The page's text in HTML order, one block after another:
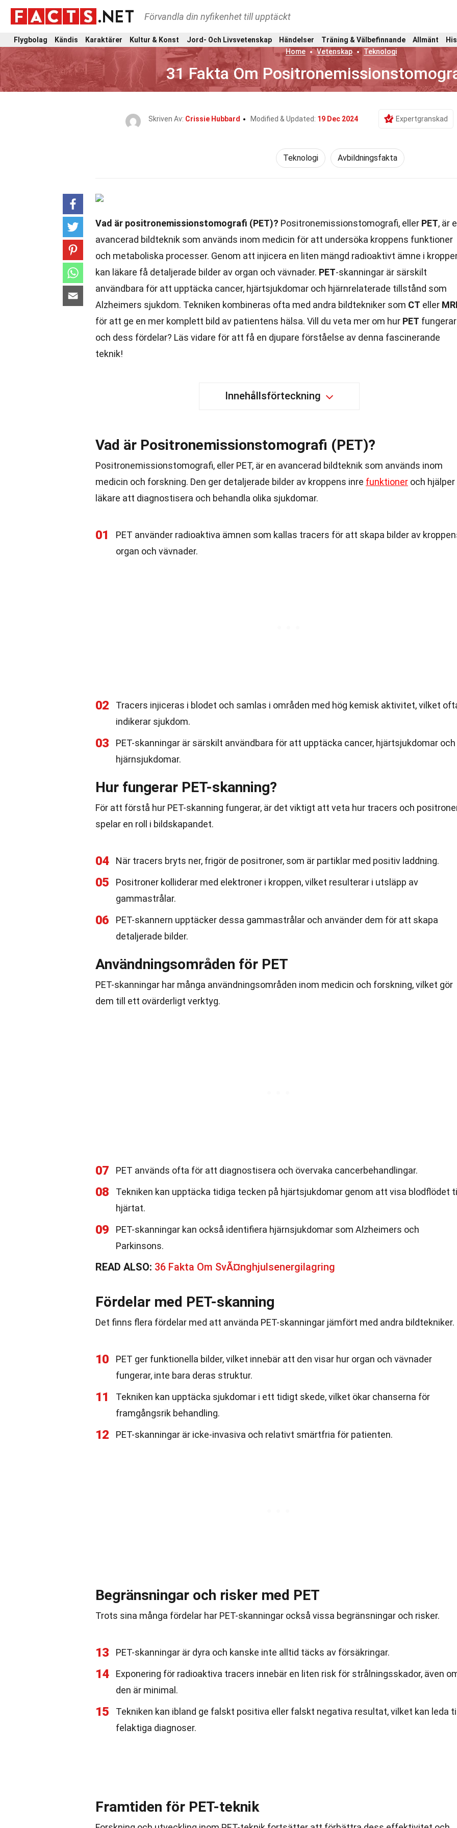
Förvandla din nyfikenhet till upptäckt
Flygbolag Kändis Karaktärer Kultur & Konst Jord- Och Livsvetenskap Händelser Träning & Välbefinnande Allmänt
Home
Vetenskap Teknologi
31 Fakta Om
Skriven Av: Crissie Hubbard Modified & Updated: 19 Dec 2024 Expertgranskad
Teknologi Avbildningsfakta
Vad är positronemissionstomografi (PET)? Positronemissionstomografi, eller PET, är
avancerad bildteknik som används inom medicin för att undersöka kroppens funktioner
och metaboliska processer. Genom att injicera en liten mängd radioaktivt ämne i
kan läkare få detaljerade bilder av organ och vävnader. PET-skanningar är särskilt
användbara för att upptäcka cancer, hjärtsjukdomar och hjärnrelaterade tillstånd som
Alzheimers sjukdom. Tekniken kombineras ofta med andra bildtekniker som CT eller
för att ge en mer komplett bild av patientens hälsa. Vill du veta mer om hur PET fungerar
och dess fördelar? Läs vidare för att få en djupare förståelse av denna fascinerande
teknik!
Innehållsförteckning
Vad är Positronemissionstomografi (PET)?
Positronemissionstomografi, eller PET, är en avancerad bildteknik som används inom
medicin och forskning. Den ger detaljerade bilder av kroppens inre funktioner och hjälper
läkare att diagnostisera och behandla olika sjukdomar.
01
PET använder radioaktiva ämnen som kallas tracers för att skapa bilder av
organ och vävnader.
02
Tracers injiceras i blodet och samlas i områden med hög kemisk aktivitet, vilket
indikerar sjukdom.
03
PET-skanningar är särskilt användbara för att upptäcka cancer, hjärtsjukdomar och
hjärnsjukdomar.
Hur fungerar PET-skanning?
För att förstå hur PET-skanning fungerar, är det viktigt att veta hur tracers och
spelar en roll i bildskapandet.
04 När tracers bryts ner, frigör de positroner, som är partiklar med positiv laddning.
05
Positroner kolliderar med elektroner i kroppen, vilket resulterar i utsläpp av
gammastrålar.
06
PET-skannern upptäcker dessa gammastrålar och använder dem för att skapa
detaljerade bilder.
Användningsområden för PET
PET-skanningar har många användningsområden inom medicin och forskning, vilket gör
dem till ett ovärderligt verktyg.
07 PET används ofta för att diagnostisera och övervaka cancerbehandlingar.
08
Tekniken kan upptäcka tidiga tecken på hjärtsjukdomar genom att visa blodflödet
hjärtat.
09
PET-skanningar kan också identifiera hjärnsjukdomar som Alzheimers och
Parkinsons.
READ ALSO: 36 Fakta Om SvÃ¤nghjulsenergilagring
Fördelar med PET-skanning
Det finns flera fördelar med att använda PET-skanningar jämfört med andra bildtekniker.
10
PET ger funktionella bilder, vilket innebär att den visar hur organ och vävnader
fungerar, inte bara deras struktur.
11
Tekniken kan upptäcka sjukdomar i ett tidigt skede, vilket ökar chanserna för
framgångsrik behandling.
12 PET-skanningar är icke-invasiva och relativt smärtfria för patienten.
Begränsningar och risker med PET
Trots sina många fördelar har PET-skanningar också vissa begränsningar och risker.
13 PET-skanningar är dyra och kanske inte alltid täcks av försäkringar.
14
Exponering för radioaktiva tracers innebär en liten risk för strålningsskador, även
den är minimal.
15
Tekniken kan ibland ge falskt positiva eller falskt negativa resultat, vilket kan leda
felaktiga diagnoser.
Framtiden för PET-teknik